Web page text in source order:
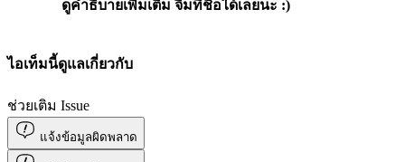
ดูคำธิบายเพิ่มเติม จิ้มที่ชื่อได้เลยนะ :)
ไอเท็มนี้ดูแลเกี่ยวกับ
ช่วยเติม Issue
แจ้งข้อมูลผิดพลาด